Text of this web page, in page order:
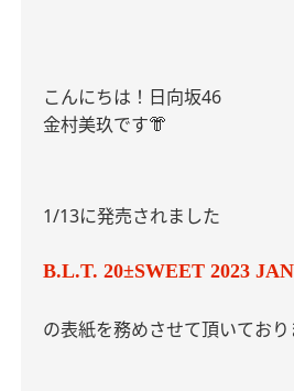
こんにちは！日向坂46
金村美玖です👘
1/13に発売されました
B.L.T. 20±SWEET 2023
の表紙を務めさせて頂いており